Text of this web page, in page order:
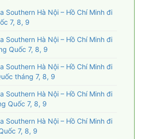
Southern Hà Nội – Hồ Chí Minh đi
7, 8, 9
Southern Hà Nội – Hồ Chí Minh đi
Quốc 7, 8, 9
Southern Hà Nội – Hồ Chí Minh đi
tháng 7, 8, 9
Southern Hà Nội – Hồ Chí Minh đi
Quốc 7, 8, 9
Southern Hà Nội – Hồ Chí Minh đi
7, 8, 9